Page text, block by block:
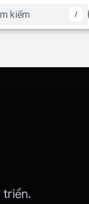
/
triển.